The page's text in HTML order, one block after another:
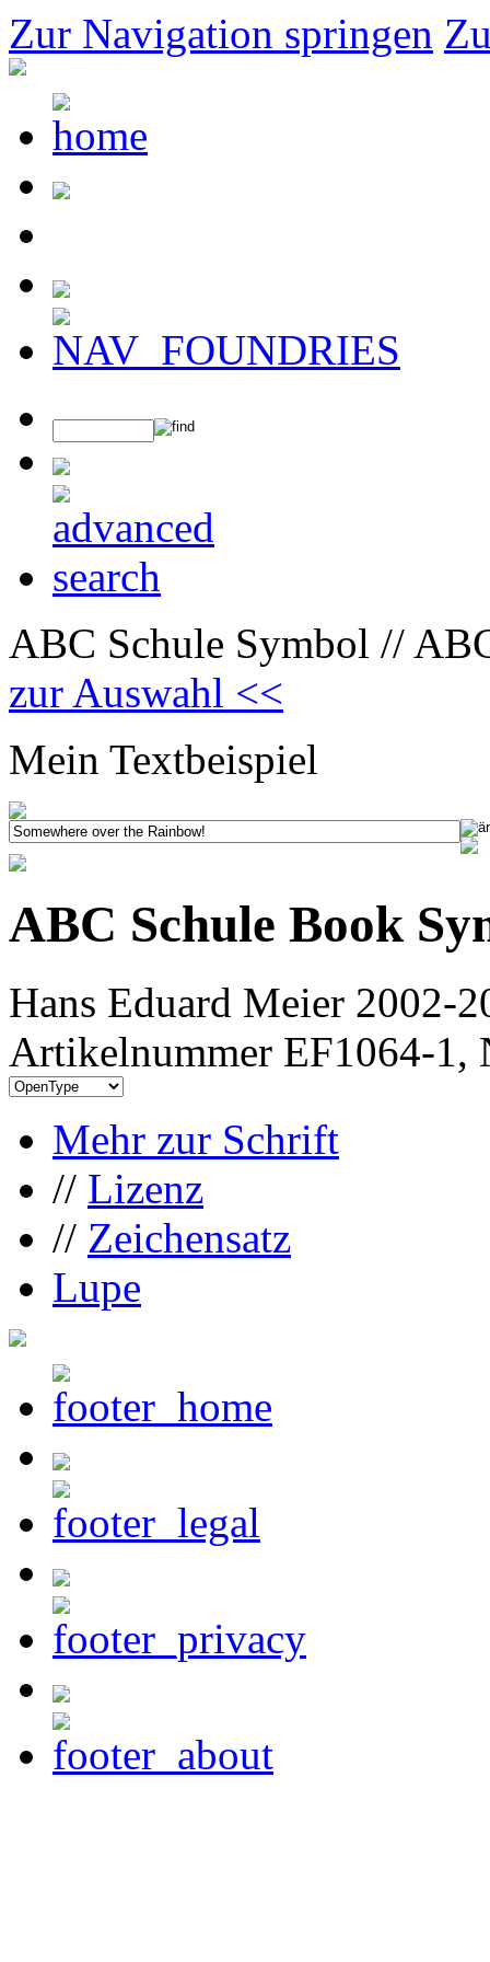
Zur Navigation springen
ABC Schule Symbol //
zur Auswahl <<
Mein Textbeispiel
ABC Schule Book
Hans Eduard Meier 2002-
Artikelnummer EF1064-1,
Mehr zur Schrift
// Lizenz
// Zeichensatz
Lupe